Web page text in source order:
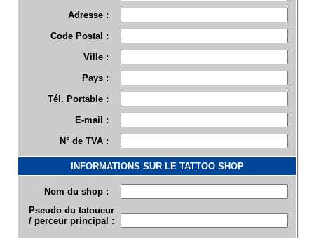
Adresse :
Code Postal :
Ville :
Pays :
Tél. Portable :
E-mail :
N° de TVA :
INFORMATIONS SUR LE TATTOO SHOP
Nom du shop :
Pseudo du tatoueur
/ perceur principal :